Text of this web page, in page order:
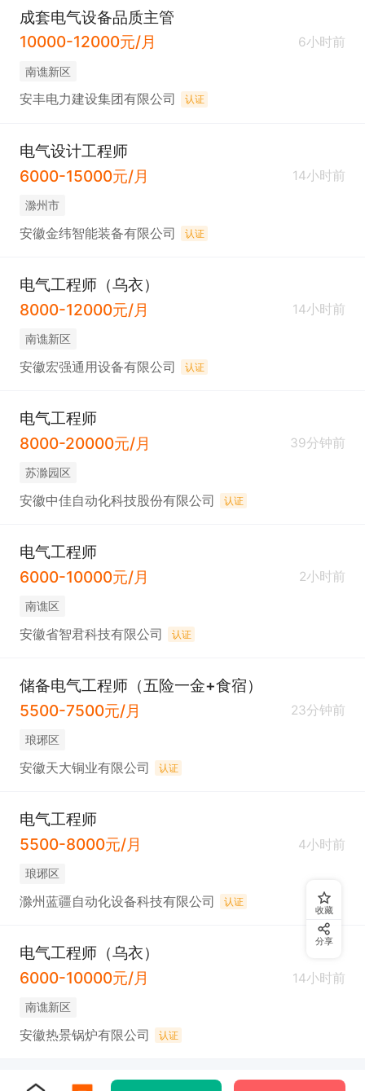
成套电气设备品质主管
10000-12000元/月
6小时前
南谯新区
安丰电力建设集团有限公司 认证
电气设计工程师
6000-15000元/月
14小时前
滁州市
安徽金纬智能装备有限公司 认证
电气工程师（乌衣）
8000-12000元/月
14小时前
南谯新区
安徽宏强通用设备有限公司 认证
电气工程师
8000-20000元/月
39分钟前
苏滁园区
安徽中佳自动化科技股份有限公司 认证
电气工程师
6000-10000元/月
2小时前
南谯区
安徽省智君科技有限公司 认证
储备电气工程师（五险一金+食宿）
5500-7500元/月
23分钟前
琅琊区
安徽天大铜业有限公司 认证
电气工程师
5500-8000元/月
4小时前
琅琊区
滁州蓝疆自动化设备科技有限公司 认证
电气工程师（乌衣）
6000-10000元/月
14小时前
南谯新区
安徽热景锅炉有限公司 认证
收藏
分享